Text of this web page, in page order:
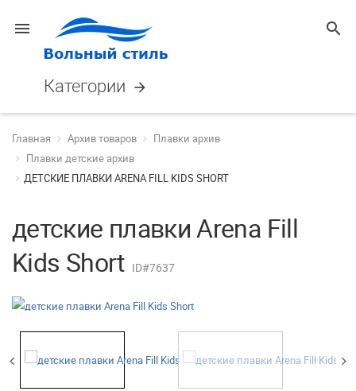
menu search
Категории arrow_forward
Главная Архив товаров
Плавки архив
Плавки детские архив
ДЕТСКИЕ ПЛАВКИ ARENA FILL KIDS SHORT
детские плавки Arena Fill
Kids Short ID#7637